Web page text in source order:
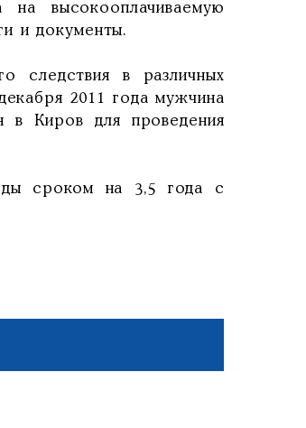
на высокооплачиваемую
и документы.
следствия в различных
2011 года мужчина
в Киров для проведения
сроком на 3,5 года с